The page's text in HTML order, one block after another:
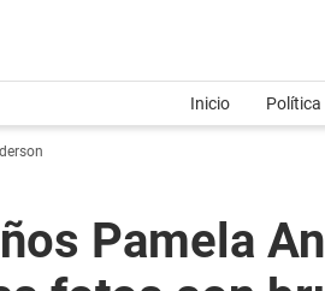
Inicio Política
Pamela